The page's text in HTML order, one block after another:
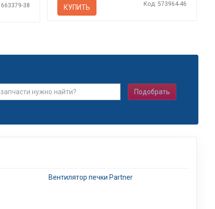
38 КУПИТЬ Код: 573964-46
Подобрать
Вентилятор печки Partner